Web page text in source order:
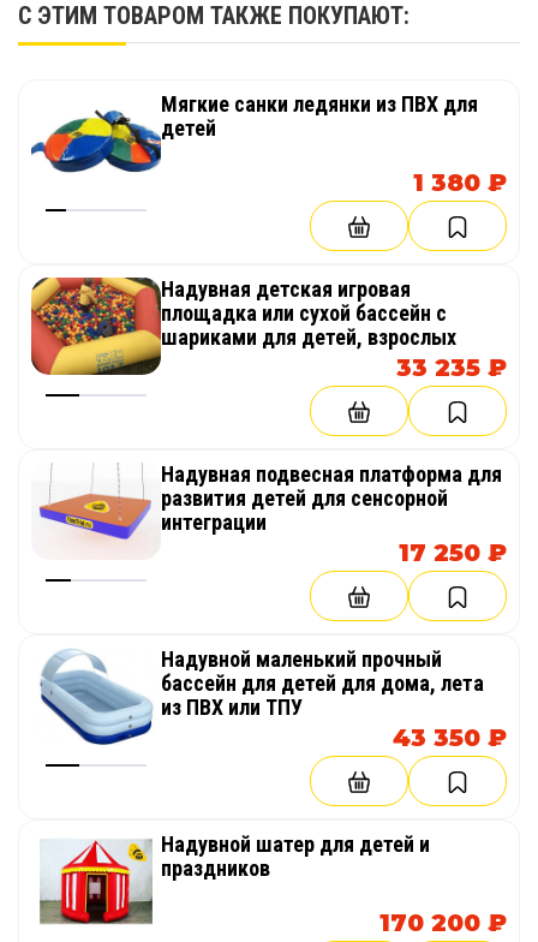
С ЭТИМ ТОВАРОМ ТАКЖЕ ПОКУПАЮТ:
Мягкие санки ледянки из ПВХ для
детей
1 380 ₽
Надувная детская игровая
площадка или сухой бассейн с
шариками для детей, взрослых
33 235 ₽
Надувная подвесная платформа для
развития детей для сенсорной
интеграции
17 250 ₽
Надувной маленький прочный
бассейн для детей для дома, лета
из ПВХ или ТПУ
43 350 ₽
Надувной шатер для детей и
праздников
170 200 ₽